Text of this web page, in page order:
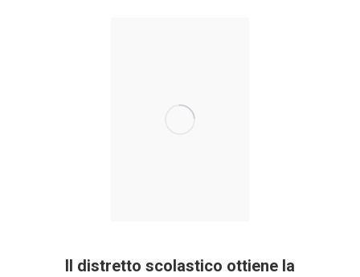
Il distretto scolastico ottiene la